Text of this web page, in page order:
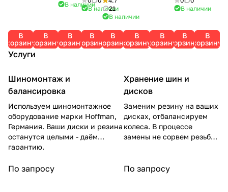
XL 91T
CORDI
ANT
В
корзину
DRIVE
2 91T
CORDI
В
корзину
CORDI
CROS
S 91T
В наличии
В
корзину
5 R16
IG70
В наличии
В
корзину
5 R16
ICE
IG60
21
В наличии
В
корзину
SNOW
(NORD
MAN
В
корзину
(NORD
MAN
В
корзину
5 R16
GRAP
H
91R
В наличии
В
корзину
Tyres)
MAN 8
XL 91T
В
корзину
Услуги
Шиномонтаж и
балансировка
Используем шиномонтажное
оборудование марки Hoffman,
Германия. Ваши диски и резина
останутся целыми - даём
гарантию.
По запросу
Хранение шин и
дисков
Заменим резину на ваших
дисках, отбалансируем
колеса. В процессе
замены не сорвем резьбу
По запросу